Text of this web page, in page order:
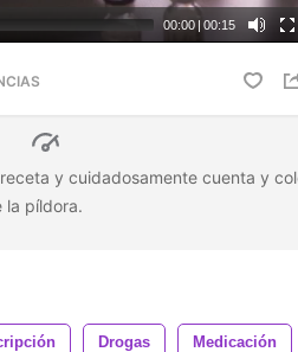
00:00 | 00:15
y cuidadosamente cuenta y
la píldora.
Drogas Medicación